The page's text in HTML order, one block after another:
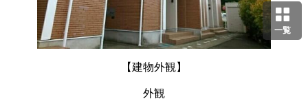
一覧
【建物外観】
外観